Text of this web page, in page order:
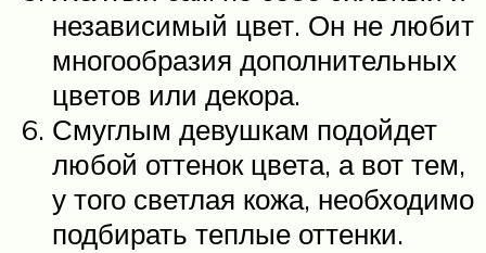
независимый цвет. Он не любит
многообразия дополнительных
цветов или декора.
Смуглым девушкам подойдет
любой оттенок цвета, а вот тем,
у того светлая кожа, необходимо
подбирать теплые оттенки.